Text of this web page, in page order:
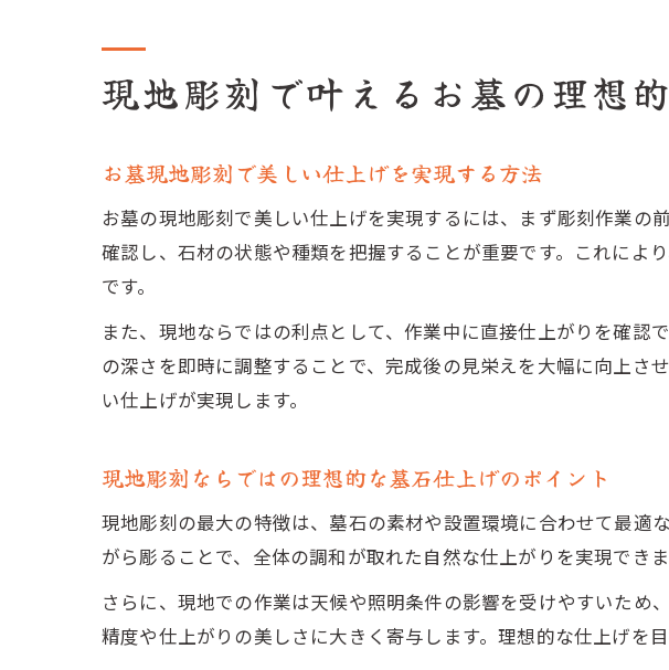
お墓現地彫
墓石文字入
現地彫刻の
お墓現地彫
墓石文字入
自分ででき
家紋や戒名も正
お墓現地彫
墓石家紋彫
お墓現地彫
現地彫刻で叶えるお墓の理想
お墓現地彫刻で美しい仕上げを実現する方法
お墓の現地彫刻で美しい仕上げを実現するには、まず彫刻作業
確認し、石材の状態や種類を把握することが重要です。これによ
です。
また、現地ならではの利点として、作業中に直接仕上がりを確認
の深さを即時に調整することで、完成後の見栄えを大幅に向上さ
い仕上げが実現します。
現地彫刻ならではの理想的な墓石仕上げのポイント
現地彫刻の最大の特徴は、墓石の素材や設置環境に合わせて最適
がら彫ることで、全体の調和が取れた自然な仕上がりを実現できま
さらに、現地での作業は天候や照明条件の影響を受けやすいた
精度や仕上がりの美しさに大きく寄与します。理想的な仕上げを